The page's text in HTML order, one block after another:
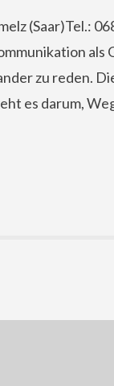
(Saar)Tel.:
als
zu reden.
es darum,